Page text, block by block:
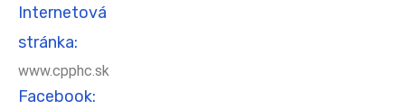
Internetová
stránka:
www.cpphc.sk
Facebook: